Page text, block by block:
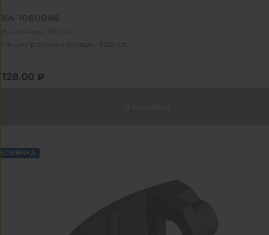
КА-1060086
В наличии - 339 шт
На центральном складе - 3255 шт
128.00 ₽